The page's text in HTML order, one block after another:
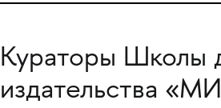
Кураторы Школы
издательства